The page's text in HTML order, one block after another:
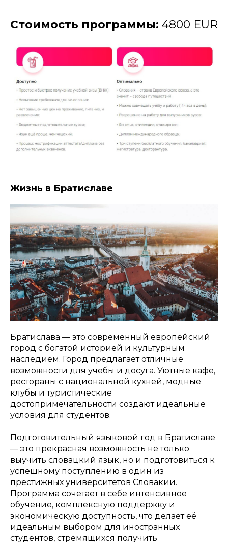
Стоимость программы: 4800 EUR
Жизнь в Братиславе
Братислава — это современный европейский
город с богатой историей и культурным
наследием. Город предлагает отличные
возможности для учебы и досуга. Уютные кафе,
рестораны с национальной кухней, модные
клубы и туристические
достопримечательности создают идеальные
условия для студентов.
Подготовительный языковой год в Братиславе
— это прекрасная возможность не только
выучить словацкий язык, но и подготовиться к
успешному поступлению в один из
престижных университетов Словакии.
Программа сочетает в себе интенсивное
обучение, комплексную поддержку и
экономическую доступность, что делает её
идеальным выбором для иностранных
студентов, стремящихся получить